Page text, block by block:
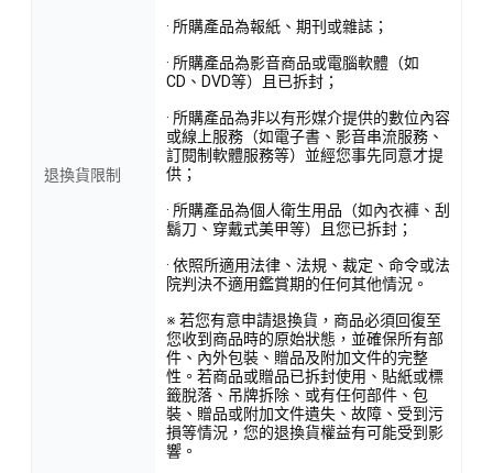
退換貨限制
· 所購產品為報紙、期刊或雜誌；
· 所購產品為影音商品或電腦軟體（如
CD、DVD等）且已拆封；
· 所購產品為非以有形媒介提供的數位內容
或線上服務（如電子書、影音串流服務、
訂閱制軟體服務等）並經您事先同意才提
供；
· 所購產品為個人衛生用品（如內衣褲、刮
鬍刀、穿戴式美甲等）且您已拆封；
· 依照所適用法律、法規、裁定、命令或法
院判決不適用鑑賞期的任何其他情況。
※ 若您有意申請退換貨，商品必須回復至
您收到商品時的原始狀態，並確保所有部
件、內外包裝、贈品及附加文件的完整
性。若商品或贈品已拆封使用、貼紙或標
籤脫落、吊牌拆除、或有任何部件、包
裝、贈品或附加文件遺失、故障、受到污
損等情況，您的退換貨權益有可能受到影
響。